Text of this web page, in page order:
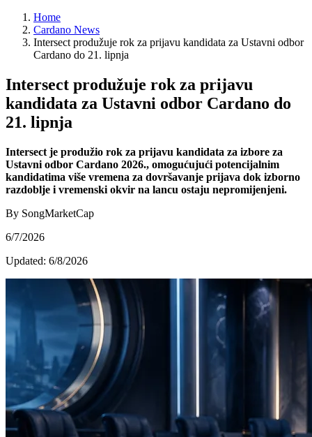
Home
Cardano News
Intersect produžuje rok za prijavu kandidata za Ustavni odbor
Cardano do 21. lipnja
Intersect produžuje rok za prijavu
kandidata za Ustavni odbor Cardano do
21. lipnja
Intersect je produžio rok za prijavu kandidata za izbore za
Ustavni odbor Cardano 2026., omogućujući potencijalnim
kandidatima više vremena za dovršavanje prijava dok izborno
razdoblje i vremenski okvir na lancu ostaju nepromijenjeni.
By SongMarketCap
6/7/2026
Updated: 6/8/2026